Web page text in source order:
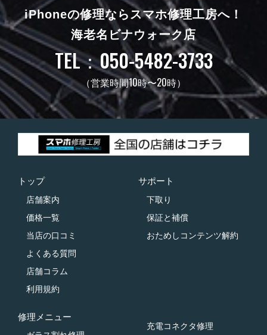
iPhoneの修理ならスマホ修理工房へ！
海老名ビナウォーク店
TEL：050-5482-3733
（営業時間10時〜20時）
トップ
店舗案内
価格一覧
当店の口コミ
よくある質問
店舗コラム
利用規約
サポート
下取り
保証と補償
おためしコンテンツ解約
修理メニュー
充電コネクタ修理